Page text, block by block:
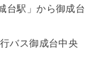
台駅」から御成台
バス御成台中央